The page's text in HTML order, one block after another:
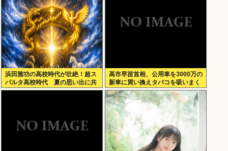
浜田雅功の高校時代が壮絶！超ス
パルタ高校時代 夏の思い出に共
演者衝撃「ええ？」
高市早苗首相、公用車を3000万の
新車に買い換えタバコを吸いまく
っていた